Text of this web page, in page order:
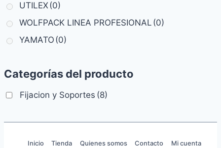
UTILEX(0)
WOLFPACK LINEA PROFESIONAL (0)
YAMATO (0)
Categorías del producto
Fijacion y Soportes (8)
Inicio Tienda Quienes somos Contacto Mi cuenta